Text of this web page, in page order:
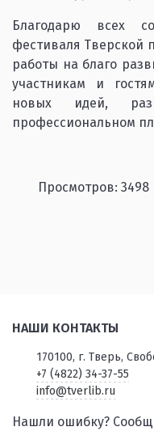
Благодарю всех
фестиваля Тверской
работы на благо
участникам и
новых идей,
профессиональном
Просмотров: 3498
НАШИ КОНТАКТЫ
170100, г. Тверь,
+7 (4822) 34-37-55
info@tverlib.ru
Нашли ошибку?